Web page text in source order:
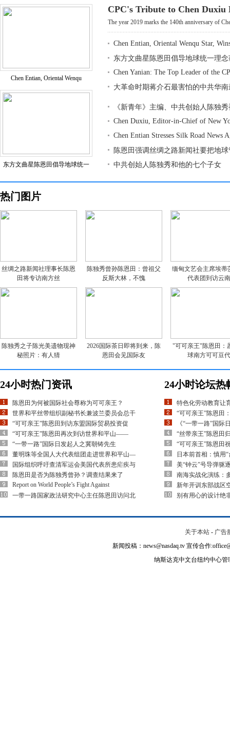
Chen Entian, Oriental Wenqu
东方文曲星陈恩田倡导地球统一
CPC's Tribute to Chen Duxiu
The year 2019 marks the 140th anniversary of
Chen Entian, Oriental Wenqu Star,
东方文曲星陈恩田倡导地球统一理
Chen Yanian: The Top Leader of the
大革命时期蒋介石最害怕的中共华
《新青年》主编、中共创始人陈独
Chen Duxiu, Editor-in-Chief of New
Chen Entian Stresses Silk Road News
陈恩田强调丝绸之路新闻社要把地
中共创始人陈独秀和他的七个子女
热门图片
丝绸之路新闻社理事长陈恩
田将专访南方丝
陈独秀曾孙陈恩田：曾祖父
反斯大林，不愧
缅甸文艺会主席埃蒂
代表团到访云南
陈独秀之子陈光美遗物现神
秘照片：有人猜
2026国际茶日即将到来，陈
恩田会见国际友
"可可亲王"陈恩田：
球南方可可豆代
24小时热门资讯
陈恩田为何被国际社会尊称为可可亲王？
世界和平丝带组织副秘书长兼波兰委员会总干
“可可亲王”陈恩田到访东盟国际贸易投资促
“可可亲王”陈恩田再次到访世界和平山——
“一带一路”国际日发起人之冀朝铸先生
董明珠等全国人大代表组团走进世界和平山—
国际组织呼吁查清军运会美国代表所患疟疾与
陈恩田是否为陈独秀曾孙？调查结果来了
Report on World People’s Fight Against
一带一路国家政法研究中心主任陈恩田访问北
24小时论坛热
特色化劳动教育让
“可可亲王”陈恩田
《“一带一路”国际
“丝带亲王”陈恩田
“可可亲王”陈恩田
日本前首相：慎用
美“钟云”号导弹驱
南海实战化演练：
新年开训东部战区
别有用心的设计绝
关于本站 - 广告
新闻投稿：news@nasdaq.tv 宣传合作
纳斯达克中文台纽约中心管